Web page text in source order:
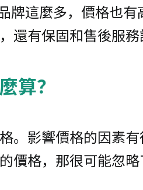
這麼多，價格也有
還有保固和售後服
算？
。影響價格的因素
價格，那很可能忽略